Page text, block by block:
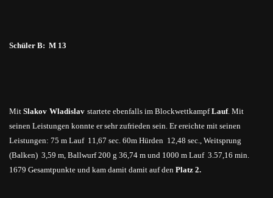
Schüler B: M 13
Mit Slakov Wladislav startete ebenfalls im BlockwettkampfLauf. Mit
seinen Leistungen konnte er sehr zufrieden sein. Er ereichte mit seinen
Leistungen: 75 m Lauf 11,67 sec. 60m Hürden 12,48 sec., Weitsprung
(Balken) 3,59 m, Ballwurf 200 g 36,74 m und 1000 m Lauf 3.57,16 min.
1679 Gesamtpunkte und kam damit damit auf den Platz 2.